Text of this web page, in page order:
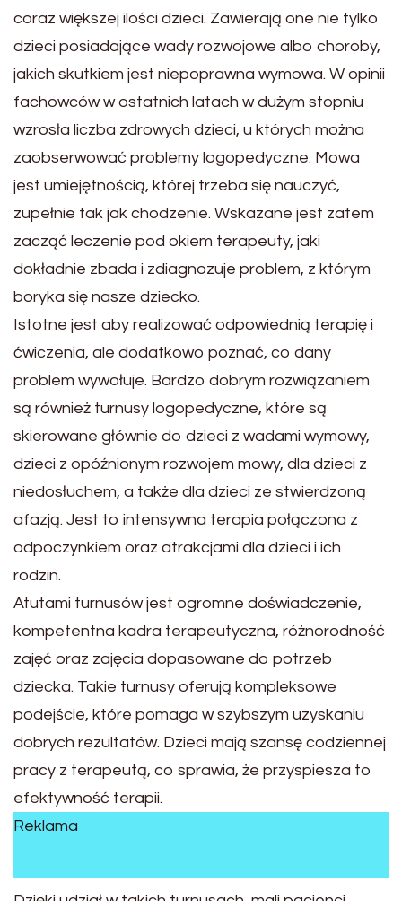
coraz większej ilości dzieci. Zawierają one nie tylko
dzieci posiadające wady rozwojowe albo choroby,
jakich skutkiem jest niepoprawna wymowa. W opinii
fachowców w ostatnich latach w dużym stopniu
wzrosła liczba zdrowych dzieci, u których można
zaobserwować problemy logopedyczne. Mowa
jest umiejętnością, której trzeba się nauczyć,
zupełnie tak jak chodzenie. Wskazane jest zatem
zacząć leczenie pod okiem terapeuty, jaki
dokładnie zbada i zdiagnozuje problem, z którym
boryka się nasze dziecko.
Istotne jest aby realizować odpowiednią terapię i
ćwiczenia, ale dodatkowo poznać, co dany
problem wywołuje. Bardzo dobrym rozwiązaniem
są również turnusy logopedyczne, które są
skierowane głównie do dzieci z wadami wymowy,
dzieci z opóźnionym rozwojem mowy, dla dzieci z
niedosłuchem, a także dla dzieci ze stwierdzoną
afazją. Jest to intensywna terapia połączona z
odpoczynkiem oraz atrakcjami dla dzieci i ich
rodzin.
Atutami turnusów jest ogromne doświadczenie,
kompetentna kadra terapeutyczna, różnorodność
zajęć oraz zajęcia dopasowane do potrzeb
dziecka. Takie turnusy oferują kompleksowe
podejście, które pomaga w szybszym uzyskaniu
dobrych rezultatów. Dzieci mają szansę codziennej
pracy z terapeutą, co sprawia, że przyspiesza to
efektywność terapii.
Reklama